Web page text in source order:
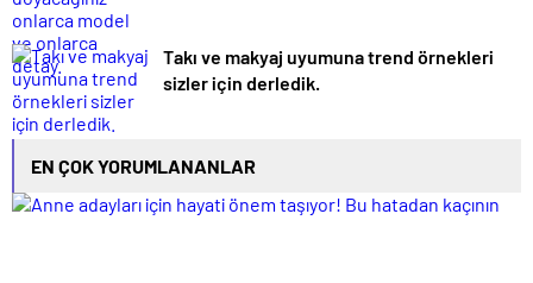
Takı ve makyaj uyumuna trend örnekleri
sizler için derledik.
EN ÇOK YORUMLANANLAR